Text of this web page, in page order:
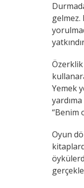
Yemek
“Benim
Oyun